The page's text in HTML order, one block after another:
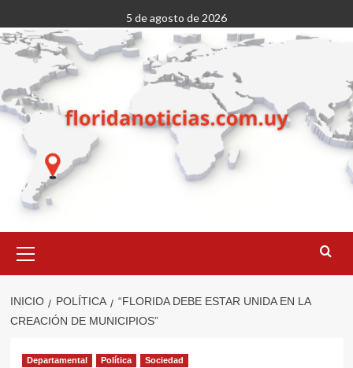
al
contenido
5 de agosto de 2026
primario
INICIO POLÍTICA
“FLORIDA DEBE ESTAR UNIDA EN LA
CREACIÓN DE MUNICIPIOS”
Departamental Política Sociedad